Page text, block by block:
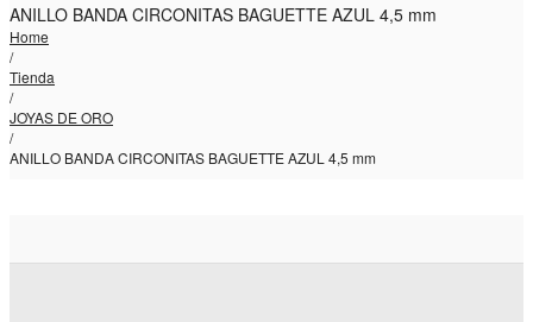
ANILLO BANDA CIRCONITAS BAGUETTE AZUL 4,5 mm
Home
/
Tienda
/
JOYAS DE ORO
/
ANILLO BANDA CIRCONITAS BAGUETTE AZUL 4,5 mm